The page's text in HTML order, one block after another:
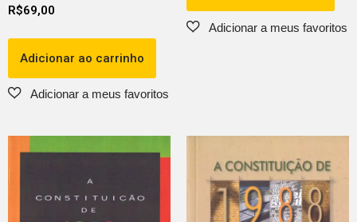
R$69,00
Adicionar ao carrinho